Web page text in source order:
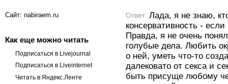
Сайт: nabiraem.ru
Как еще можно читать
Подписаться в Livejournal
Подписаться в Liveinternet
Читать в Яндекс.Ленте
Ответ: Лада, я не знаю,
консервативность -
Правда, я не очень
голубые дела. Любить
о ней, уметь что-то
далековато от секса и
быть присуще любому